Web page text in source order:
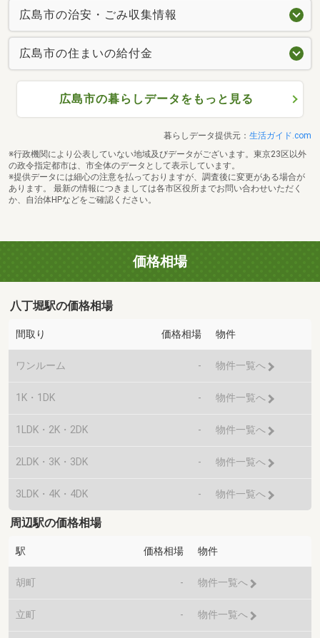
広島市の治安・ごみ収集情報
広島市の住まいの給付金
広島市の暮らしデータをもっと見る
暮らしデータ提供元： 生活ガイド.com
※行政機関により公表していない地域及びデータがございます。東京23区以外
の政令指定都市は、市全体のデータとして表示しています。
※提供データには細心の注意を払っておりますが、調査後に変更がある場合が
あります。 最新の情報につきましては各市区役所までお問い合わせいただく
か、自治体HPなどをご確認ください。
価格相場
八丁堀駅の価格相場
間取り 価格相場 物件
ワンルーム - 物件一覧へ
1K・1DK - 物件一覧へ
1LDK・2K・2DK - 物件一覧へ
2LDK・3K・3DK - 物件一覧へ
3LDK・4K・4DK - 物件一覧へ
周辺駅の価格相場
駅 価格相場 物件
胡町 - 物件一覧へ
立町 - 物件一覧へ